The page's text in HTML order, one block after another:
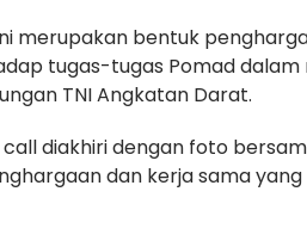
merupakan bentuk
tugas-tugas Pomad
TNI Angkatan Darat.
diakhiri dengan foto
dan kerja sama